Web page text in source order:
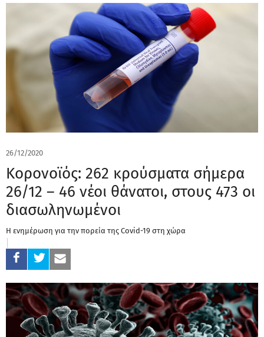
26/12/2020
Κορονοϊός: 262 κρούσματα σήμερα
26/12 – 46 νέοι θάνατοι, στους 473 οι
διασωληνωμένοι
Η ενημέρωση για την πορεία της Covid-19 στη χώρα